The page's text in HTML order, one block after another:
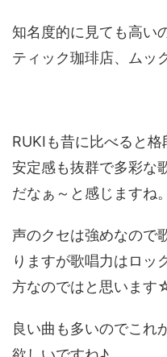
知名度的に見ても高い
ティック珈琲店、ムッ
RUKIも昔に比べると
安定感も抜群で多彩な
だなぁ～と感じますね。
声のクセは強めなので
りますが歌唱力はロッ
方なのではと思います
良い曲も多いのでこれ